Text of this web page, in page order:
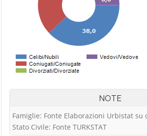
NOTE
Famiglie: Fonte Elaborazioni Urbistat su
Stato Civile: Fonte TURKSTAT